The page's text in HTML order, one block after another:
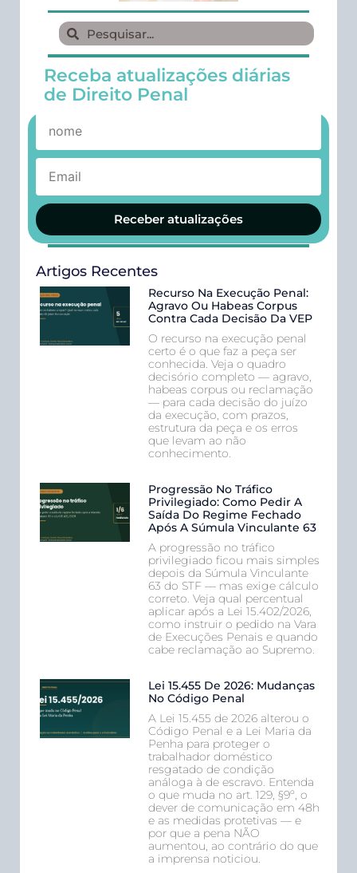
Receba atualizações diárias
de Direito Penal
Receber atualizações
Artigos Recentes
Recurso Na Execução Penal:
Agravo Ou Habeas Corpus
Contra Cada Decisão Da VEP
O recurso na execução penal
certo é o que faz a peça ser
conhecida. Veja o quadro
decisório completo — agravo,
habeas corpus ou reclamação
— para cada decisão do juízo
da execução, com prazos,
estrutura da peça e os erros
que levam ao não
conhecimento.
Progressão No Tráfico
Privilegiado: Como Pedir A
Saída Do Regime Fechado
Após A Súmula Vinculante 63
A progressão no tráfico
privilegiado ficou mais simples
depois da Súmula Vinculante
63 do STF — mas exige cálculo
correto. Veja qual percentual
aplicar após a Lei 15.402/2026,
como instruir o pedido na Vara
de Execuções Penais e quando
cabe reclamação ao Supremo.
Lei 15.455 De 2026: Mudanças
No Código Penal
A Lei 15.455 de 2026 alterou o
Código Penal e a Lei Maria da
Penha para proteger o
trabalhador doméstico
resgatado de condição
análoga à de escravo. Entenda
o que muda no art. 129, §9º, o
dever de comunicação em 48h
e as medidas protetivas — e
por que a pena NÃO
aumentou, ao contrário do que
a imprensa noticiou.